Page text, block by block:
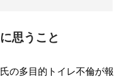
思うこと
の多目的トイレ不倫が報